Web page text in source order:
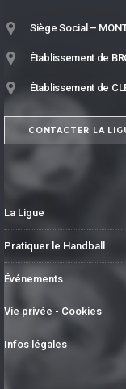
Siège Social –
Établissement de
Établissement de
CONTACTER LA
La Ligue
Pratiquer le Handball
Événements
Vie privée - Cookies
Infos légales